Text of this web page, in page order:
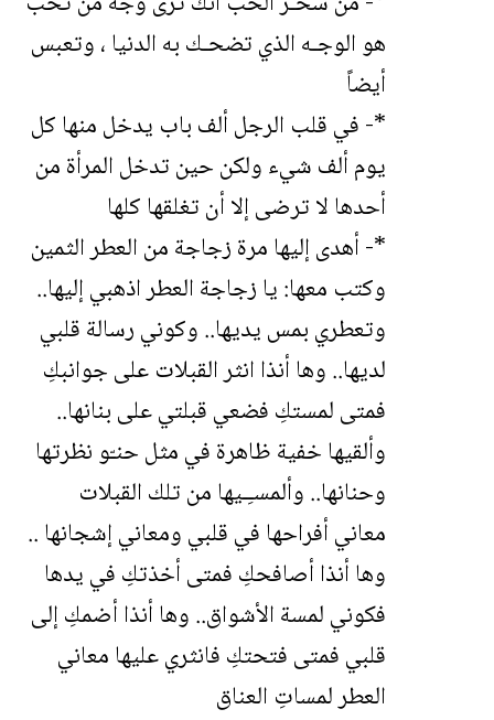
هو الوجـه الذي تضحـك به الدنيا ، وتعبس
أيضاً
*- في قلب الرجل ألف باب يدخل منها كل
يوم ألف شيء ولكن حين تدخل المرأة من
أحدها لا ترضى إلا أن تغلقها كلها
*- أهدى إليها مرة زجاجة من العطر الثمين
وكتب معها: يا زجاجة العطر اذهبي إليها..
وتعطري بمس يديها.. وكوني رسالة قلبي
لديها.. وها أنذا انثر القبلات على جوانبكِ
فمتى لمستكِ فضعي قبلتي على بنانها..
وألقيها خفية ظاهرة في مثل حنـّو نظرتها
وحنانها.. وألمسـِـيها من تلك القبلات
معاني أفراحها في قلبي ومعاني إشجانها ..
وها أنذا أصافحكِ فمتى أخذتكِ في يدها
فكوني لمسة الأشواق.. وها أنذا أضمكِ إلى
قلبي فمتى فتحتكِ فانثري عليها معاني
العطر لمساتِ العناق